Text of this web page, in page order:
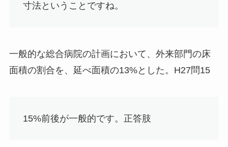
寸法ということですね。
一般的な総合病院の計画において、外来部門の床
面積の割合を、延べ面積の13%とした。H27問15
15%前後が一般的です。 正答肢